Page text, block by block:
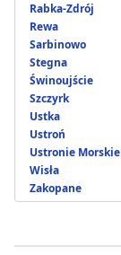
Rabka-Zdrój
Rewa
Sarbinowo
Stegna
Świnoujście
Szczyrk
Ustka
Ustroń
Ustronie Morskie
Wisła
Zakopane